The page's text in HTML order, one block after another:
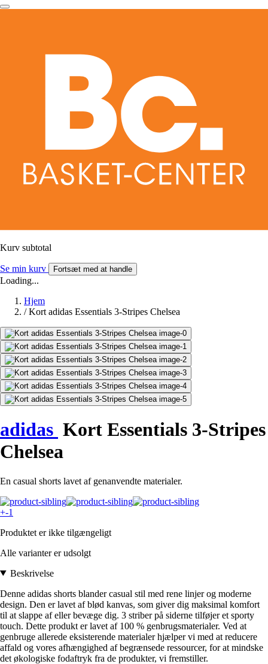
Kurv subtotal
Se min kurv Fortsæt med at handle
Loading...
Hjem
/ Kort adidas Essentials 3-Stripes Chelsea
adidas Kort Essentials 3-Stripes
Chelsea
En casual shorts lavet af genanvendte materialer.
+-1
Produktet er ikke tilgængeligt
Alle varianter er udsolgt
Beskrivelse
Denne adidas shorts blander casual stil med rene linjer og moderne
design. Den er lavet af blød kanvas, som giver dig maksimal komfort
til at slappe af eller bevæge dig. 3 striber på siderne tilføjer et sporty
touch. Dette produkt er lavet af 100 % genbrugsmaterialer. Ved at
genbruge allerede eksisterende materialer hjælper vi med at reducere
affald og vores afhængighed af begrænsede ressourcer, for at mindske
det økologiske fodaftryk fra de produkter, vi fremstiller.